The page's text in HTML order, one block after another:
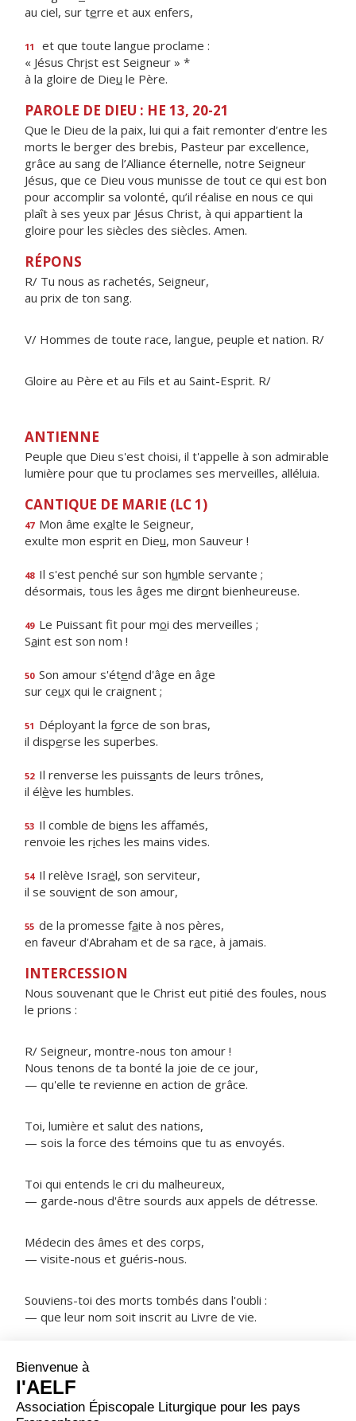
au ciel, sur terre et aux enfers,
11
et que toute langue proclame :
« Jésus Christ est Seigneur » *
à la gloire de Dieu le Père.
PAROLE DE DIEU : HE 13, 20-21
Que le Dieu de la paix, lui qui a fait remonter d’entre les
morts le berger des brebis, Pasteur par excellence,
grâce au sang de l’Alliance éternelle, notre Seigneur
Jésus, que ce Dieu vous munisse de tout ce qui est bon
pour accomplir sa volonté, qu’il réalise en nous ce qui
plaît à ses yeux par Jésus Christ, à qui appartient la
gloire pour les siècles des siècles. Amen.
RÉPONS
R/ Tu nous as rachetés, Seigneur,
au prix de ton sang.
V/ Hommes de toute race, langue, peuple et nation. R/
Gloire au Père et au Fils et au Saint-Esprit. R/
ANTIENNE
Peuple que Dieu s'est choisi, il t'appelle à son admirable
lumière pour que tu proclames ses merveilles, alléluia.
CANTIQUE DE MARIE (LC 1)
47 Mon âme exalte le Seigneur,
exulte mon esprit en Dieu, mon Sauveur !
48 Il s'est penché sur son humble servante ;
désormais, tous les âges me diront bienheureuse.
49 Le Puissant fit pour moi des merveilles ;
Saint est son nom !
50 Son amour s'étend d'âge en âge
sur ceux qui le craignent ;
51 Déployant la force de son bras,
il disperse les superbes.
52 Il renverse les puissants de leurs trônes,
il élève les humbles.
53 Il comble de biens les affamés,
renvoie les riches les mains vides.
54 Il relève Israël, son serviteur,
il se souvient de son amour,
55 de la promesse faite à nos pères,
en faveur d'Abraham et de sa race, à jamais.
INTERCESSION
Nous souvenant que le Christ eut pitié des foules, nous
le prions :
R/ Seigneur, montre-nous ton amour !
Nous tenons de ta bonté la joie de ce jour,
— qu'elle te revienne en action de grâce.
Toi, lumière et salut des nations,
— sois la force des témoins que tu as envoyés.
Toi qui entends le cri du malheureux,
— garde-nous d'être sourds aux appels de détresse.
Médecin des âmes et des corps,
— visite-nous et guéris-nous.
Souviens-toi des morts tombés dans l'oubli :
— que leur nom soit inscrit au Livre de vie.
NOTRE PÈRE
ORAISON